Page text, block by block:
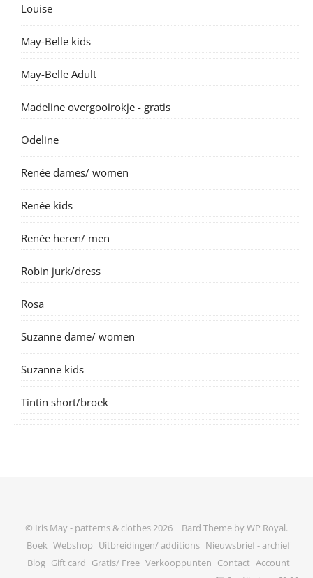
Louise
May-Belle kids
May-Belle Adult
Madeline overgooirokje - gratis
Odeline
Renée dames/ women
Renée kids
Renée heren/ men
Robin jurk/dress
Rosa
Suzanne dame/ women
Suzanne kids
Tintin short/broek
© Iris May - patterns & clothes 2026 | Bard Theme byWP Royal.
Boek Webshop Uitbreidingen/ additions Nieuwsbrief - archief
Blog Gift card Gratis/ Free Verkooppunten Contact Account